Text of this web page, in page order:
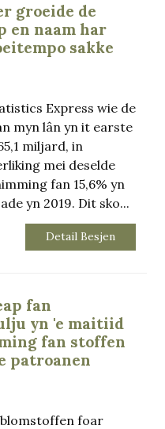
groeide de
en naam har
sakke
Express wie de
myn lân yn it earste
miljard, in
mei deselde
fan 15,6% yn
yn 2019. Dit sko...
Detail Besjen
fan
yn 'e maitiid
fan stoffen
patroanen
foar